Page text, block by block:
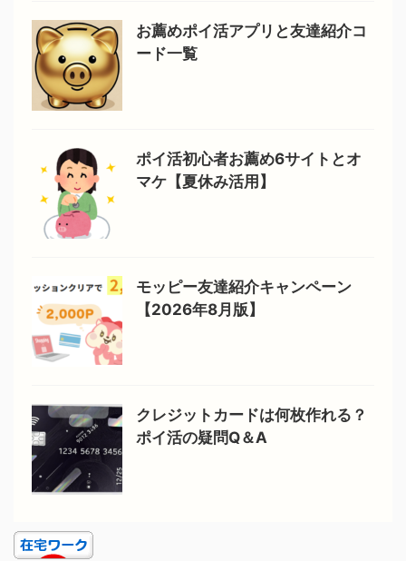
お薦めポイ活アプリと友達紹介コ
ード一覧
ポイ活初心者お薦め6サイトとオ
マケ【夏休み活用】
モッピー友達紹介キャンペーン
【2026年8月版】
クレジットカードは何枚作れる？
ポイ活の疑問Q＆A